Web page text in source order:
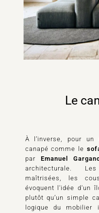
Le
À l’inverse, pour
canapé comme le
par Emanuel
architecturale.
maîtrisées, les
évoquent l'idée d'un
plutôt qu’un simple
logique du mobilier